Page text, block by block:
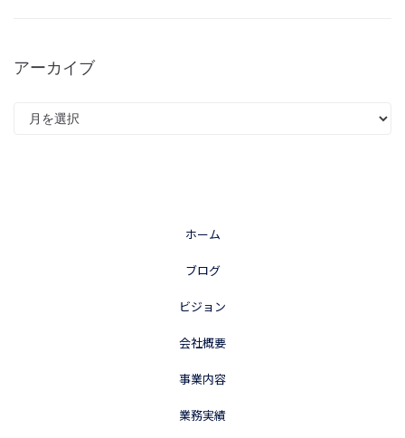
アーカイブ
ホーム
ブログ
ビジョン
会社概要
事業内容
業務実績